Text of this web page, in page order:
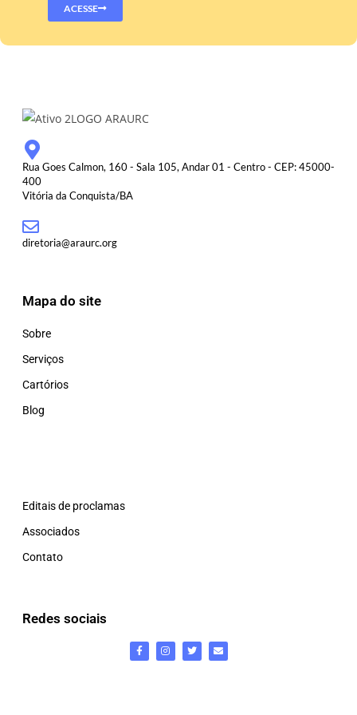
ACESSE
Rua Goes Calmon, 160 - Sala 105, Andar 01 - Centro - CEP: 45000-
400
Vitória da Conquista/BA
diretoria@araurc.org
Mapa do site
Sobre
Serviços
Cartórios
Blog
Editais de proclamas
Associados
Contato
Redes sociais